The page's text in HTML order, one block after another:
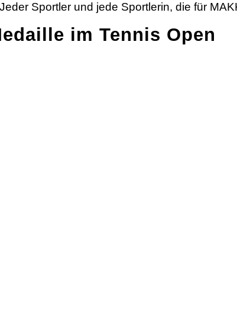
Sportler und jede Sportlerin, die für
im Tennis Open